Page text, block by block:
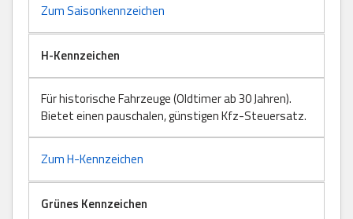
Zum Saisonkennzeichen
H-Kennzeichen
Für historische Fahrzeuge (Oldtimer ab 30 Jahren).
Bietet einen pauschalen, günstigen Kfz-Steuersatz.
Zum H-Kennzeichen
Grünes Kennzeichen